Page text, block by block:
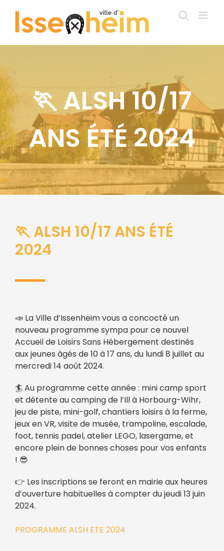
contenu
🏃 ALSH 10/17
ANS ÉTÉ 2024
🏃 ALSH 10/17 ANS ÉTÉ
2024
📣 La Ville d’Issenheim vous a concocté un
nouveau programme sympa pour ce nouvel
Accueil de Loisirs Sans Hébergement destinés
aux jeunes âgés de 10 à 17 ans, du lundi 8 juillet au
mercredi 14 août 2024.
🏄 Au programme cette année : mini camp sport
et détente au camping de l’Ill à Horbourg-Wihr,
jeu de piste, mini-golf, chantiers loisirs à la ferme,
jeux en VR, visite de musée, trampoline, escalade,
foot, tennis padel, atelier LEGO, lasergame, et
encore plein de bonnes choses pour vos enfants
! 😎
👉 Les inscriptions se feront en mairie aux heures
d’ouverture habituelles à compter du jeudi 13 juin
2024.
PROGRAMME ALSH ETE 2024